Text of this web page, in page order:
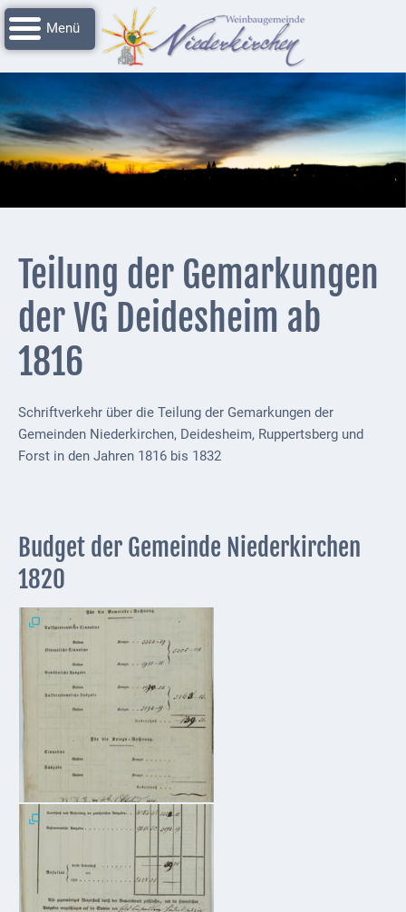
Navigation
überspringen
Startseite
Grussworte
Rathaus
Unser
Niederkirchen
Impressionen
Nachrichtenarchiv
Verbandsgemeinde
Deidesheim
Polizei +
Externe
Behörden
und
Versorgung
Baumaßnahmen
Abfallentsorgung
Energieversorgung
Breitbandausbau/
Telekommunikation
Post
Mobilität
und
Abwasser
Teilung der Gemarkungen
der VG Deidesheim ab
1816
Schriftverkehr über die Teilung der Gemarkungen der
Gemeinden Niederkirchen, Deidesheim, Ruppertsberg und
Forst in den Jahren 1816 bis 1832
Budget der Gemeinde Niederkirchen
1820